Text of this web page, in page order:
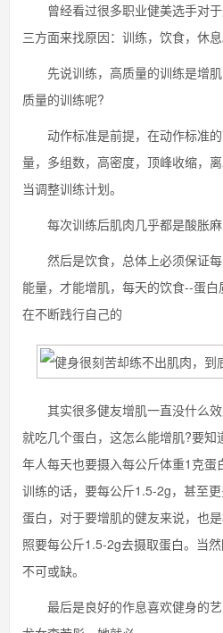
曾经看过很多职业健美选手对于
三方面来找原因：训练，饮食，休息
先说训练，高质量的训练是增肌
质量的训练呢?
动作标准是前提，在动作标准的
量，多组数，高密度，顶峰收缩，
当调整训练计划。
每次训练后肌肉几乎都是酸胀麻
然后是饮食，总体上必须保证每
能量，才能增肌，每天的饮食--蛋白
在不断践行自己的
其实很多健友增肌一直没什么效
就吃几个蛋白，这怎么能增肌?要
年人每天也要摄入每公斤体重1克
训练的话，要每公斤1.5-2g，甚至
蛋白，对于要增肌的健友来说，也
照要每公斤1.5-2g去摄取蛋白。当
不可或缺。
最后是良好的作息喜欢健身的艺